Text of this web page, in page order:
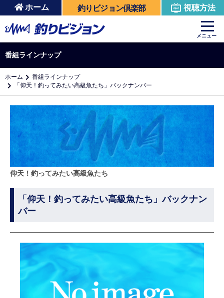
ホーム 釣りビジョン倶楽部 視聴方法
メニュー
番組ラインナップ
ホーム
番組ラインナップ
「仰天！釣ってみたい高級魚たち」バックナンバー
仰天！釣ってみたい高級魚たち
「仰天！釣ってみたい高級魚たち」バックナン
バー